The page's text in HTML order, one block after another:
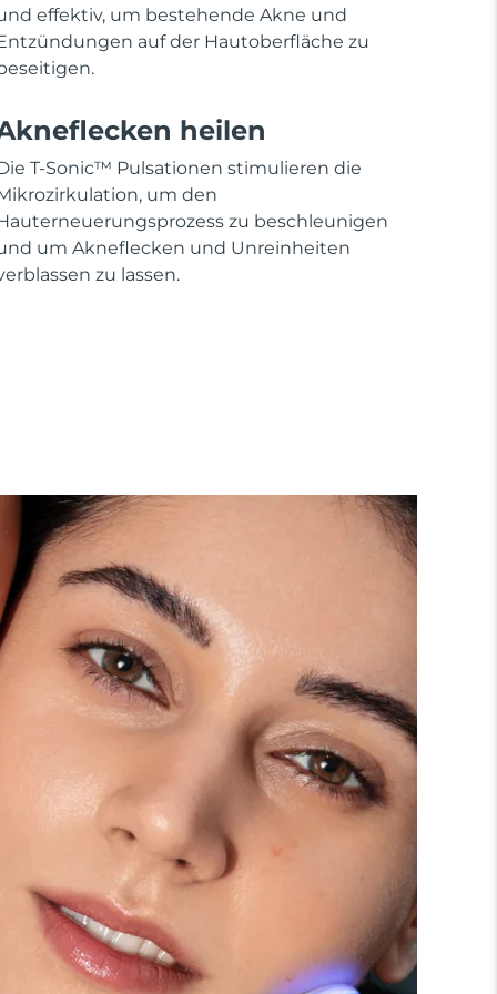
effektiv, um bestehende Akne und
auf der Hautoberfläche zu
heilen
T-Sonic™ Pulsationen stimulieren die
um den
zu beschleunigen
um Akneflecken und Unreinheiten
zu lassen.